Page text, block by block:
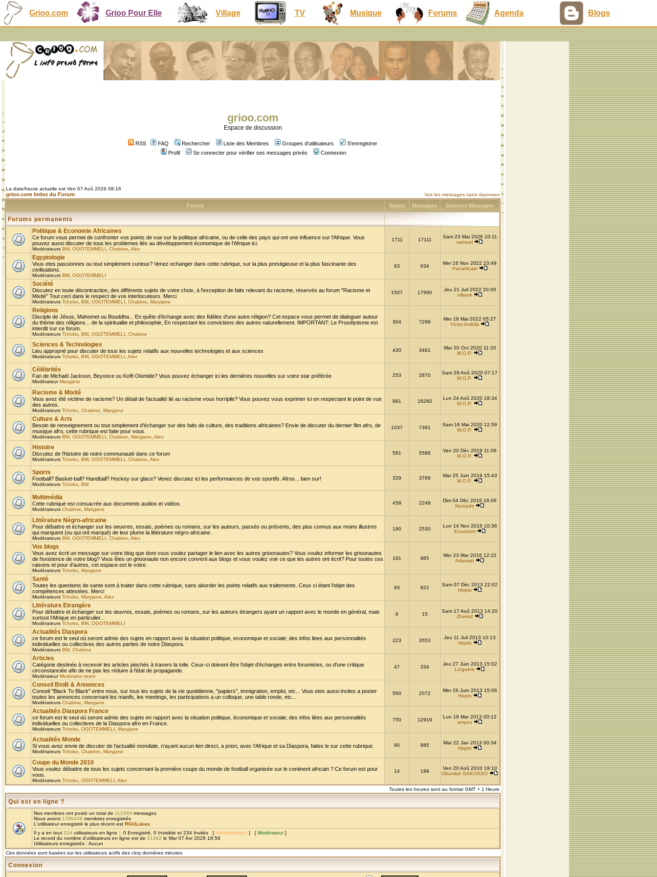
Grioo.com Grioo Pour Elle Village TV Musique Forums Agenda Blogs
grioo.com
Espace de discussion
RSS FAQ Rechercher Liste des Membres Groupes d'utilisateurs
S'enregistrer
Profil
Se connecter pour vérifier ses messages privés Connexion
La date/heure actuelle est Ven 07 Aoû 2026 08:16
grioo.com Index du Forum Voir les messages sans réponses
Forum Sujets Messages Derniers Messages
Forums permanents
Politique & Economie Africaines
Ce forum vous permet de confronter vos points de vue sur la politique africaine, ou de celle des pays qui ont une influence sur l'Afrique. Vous
pouvez aussi discuter de tous les problemes liés au dévéloppement économique de l'Afrique ici.
Modérateurs BM OGOTEMMELI Chabine Alex
1711 17111
Sam 23 Mai 2026 10:11
samuel
Egyptologie
Vous etes passionnes ou tout simplement curieux? Venez echanger dans cette rubrique, sur la plus prestigieuse et la plus fascinante des
civilisations.
Modérateurs BM OGOTEMMELI
63 634
Mer 16 Nov 2022 23:49
Panafricain
Société
Discutez en toute décontraction, des différents sujets de votre choix, à l'exception de faits relevant du racisme, réservés au forum "Racisme et
Mixité" Tout ceci dans le respect de vos interlocuteurs. Merci
Modérateurs Tchoko BM OGOTEMMELI Chabine Maryjane
1507 17990
Jeu 21 Juil 2022 20:00
olitank
Religions
Disciple de Jésus, Mahomet ou Bouddha... En quête d'échange avec des fidèles d'une autre réligion? Cet espace vous permet de dialoguer autour
du thème des réligions... de la spiritualite et philosophie, En respectant les convictions des autres naturellement. IMPORTANT: Le Prosélytisme est
interdit sur ce forum.
Modérateurs Tchoko BM OGOTEMMELI Chabine
304 7299
Mer 18 Mai 2022 05:27
Victor Ambila
Sciences & Technologies
Lieu approprié pour discuter de tous les sujets relatifs aux nouvelles technologies et aux sciences
Modérateurs Tchoko BM OGOTEMMELI Alex
430 3481
Mar 20 Oct 2020 11:20
M.O.P.
Célébrités
Fan de Michaël Jackson, Beyonce ou Koffi Olomide? Vous pouvez échanger ici les dernières nouvelles sur votre star préférée
ModérateurMaryjane
253 2870
Sam 29 Aoû 2020 07:17
M.O.P.
Racisme & Mixité
Vous avez été victime de racisme? Un détail de l'actualité lié au racisme vous horripile? Vous pouvez vous exprimer ici en respectant le point de vue
des autres.
Modérateurs Tchoko Chabine Maryjane
981 16260
Lun 24 Aoû 2020 18:34
M.O.P.
Culture & Arts
Besoin de renseignement ou tout simplement d'échanger sur des faits de culture, des traditions africaines? Envie de discuter du dernier film afro, de
musique afro, cette rubrique est faite pour vous.
Modérateurs BM OGOTEMMELI Chabine Maryjane Alex
1037 7391
Sam 16 Mai 2020 12:59
M.O.P.
Histoire
Discutez de l'histoire de notre communauté dans ce forum
Modérateurs Tchoko BM OGOTEMMELI Chabine Alex
581 5586
Ven 20 Déc 2019 11:06
M.O.P.
Sports
Football? Basket-ball? Handball? Hockey sur glace? Venez discutez ici les performances de vos sportifs. Afros... bien sur!
Modérateurs Tchoko BM
329 3788
Mar 25 Juin 2019 15:43
M.O.P.
Multimédia
Cette rubrique est consacrée aux documents audios et vidéos.
Modérateurs Chabine Maryjane
458 2248
Dim 04 Déc 2016 16:06
Nomade
Littérature Négro-africaine
Pour débattre et échanger sur les oeuvres, essais, poèmes ou romans, sur les auteurs, passés ou présents, des plus connus aux moins illustres
qui marquent (ou qui ont marqué) de leur plume la littérature négro-africaine .
Modérateurs BM OGOTEMMELI Chabine Alex
190 2530
Lun 14 Nov 2016 10:36
Kouokam
Vos blogs
Vous avez écrit un message sur votre blog que dont vous voulez partager le lien avec les autres grioonautes? Vous voulez informer les grioonautes
de l'existence de votre blog? Vous êtes un grioonaute non encore converti aux blogs et vous voulez voir ce que les autres ont écrit? Pour toutes ces
raisons et pour d'autres, cet espace est le votre.
Modérateurs Tchoko Maryjane
191 885
Mer 23 Mar 2016 12:22
Adamah
Santé
Toutes les questions de sante sont à traiter dans cette rubrique, sans aborder les points relatifs aux traitements. Ceux ci étant l'objet des
compétences attestées. Merci
Modérateurs Tchoko Maryjane Alex
93 822
Sam 07 Déc 2013 22:02
Hopto
Littérature Etrangère
Pour débattre et échanger sur les œuvres, essais, poèmes ou romans, sur les auteurs étrangers ayant un rapport avec le monde en général, mais
surtout l'Afrique en particulier...
Modérateurs Tchoko BM OGOTEMMELI
6 15
Sam 17 Aoû 2013 14:20
Zheim2
Actualités Diaspora
ce forum est le seul où seront admis des sujets en rapport avec la situation politique, economique et sociale; des infos liees aux personnalités
individuelles ou collectives des autres parties de notre Diaspora.
Modérateurs BM Chabine
223 3553
Jeu 11 Juil 2013 10:13
Hopto
Articles
Catégorie destinée à recevoir les articles piochés à travers la toile. Ceux-ci doivent être l'objet d'échanges entre forumistes, ou d'une critique
circonstanciée afin de ne pas les réduire à l'état de propagande.
ModérateurModerator team
47 334
Jeu 27 Juin 2013 15:02
Linguere
Conseil BtoB & Annonces
Conseil "Black To Black" entre nous, sur tous les sujets de la vie quotidienne, "papiers", immigration, emploi, etc... Vous etes aussi invites a poster
toutes les annonces concernant les manifs, les meetings, les participations a un colloque, une table ronde, etc...
Modérateurs Chabine Maryjane
560 2072
Mer 26 Juin 2013 15:06
Hopto
Actualités Diaspora France
ce forum est le seul où seront admis des sujets en rapport avec la situation politique, économique et sociale; des infos liées aux personnalités
individuelles ou collectives de la Diaspora afro en France.
Modérateurs Tchoko OGOTEMMELI Maryjane
750 12919
Lun 18 Mar 2013 00:12
amyou
Actualités Monde
Si vous avez envie de discuter de l’actualité mondiale, n’ayant aucun lien direct, a priori, avec l’Afrique et sa Diaspora, faites le sur cette rubrique.
Modérateurs Tchoko Chabine Maryjane
90 985
Mar 22 Jan 2013 00:34
Hopto
Coupe du Monde 2010
Vous voulez débattre de tous les sujets concernant la première coupe du monde de football organisée sur le continent africain ? Ce forum est pour
vous.
Modérateurs Tchoko OGOTEMMELI Alex
14 199
Ven 20 Aoû 2010 19:10
Obambé GAKOSSO
Toutes les heures sont au format GMT + 1 Heure
Qui est en ligne ?
Nos membres ont posté un total de 112984 messages
Nous avons 1780438 membres enregistrés
L'utilisateur enregistré le plus récent est RGULukas
Il y a en tout 234 utilisateurs en ligne :: 0 Enregistré, 0 Invisible et 234 Invités [Administrateur ] [ Modérateur]
Le record du nombre d'utilisateurs en ligne est de 21362 le Mar 07 Avr 2026 16:58
Utilisateurs enregistrés : Aucun
Ces données sont basées sur les utilisateurs actifs des cinq dernières minutes
Connexion